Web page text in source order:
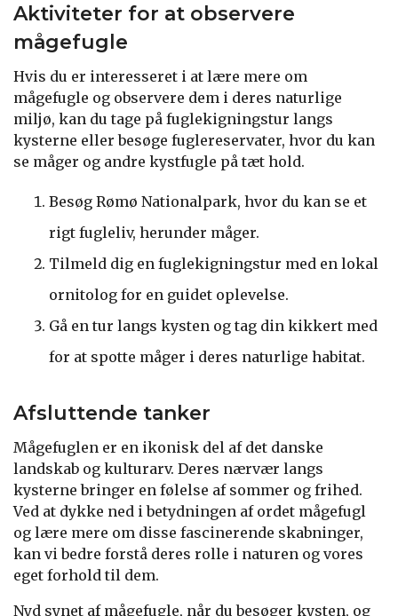
Aktiviteter for at observere
mågefugle
Hvis du er interesseret i at lære mere om
mågefugle og observere dem i deres naturlige
miljø, kan du tage på fuglekigningstur langs
kysterne eller besøge fuglereservater, hvor du kan
se måger og andre kystfugle på tæt hold.
Besøg Rømø Nationalpark, hvor du kan se et
rigt fugleliv, herunder måger.
Tilmeld dig en fuglekigningstur med en lokal
ornitolog for en guidet oplevelse.
Gå en tur langs kysten og tag din kikkert med
for at spotte måger i deres naturlige habitat.
Afsluttende tanker
Mågefuglen er en ikonisk del af det danske
landskab og kulturarv. Deres nærvær langs
kysterne bringer en følelse af sommer og frihed.
Ved at dykke ned i betydningen af ordet mågefugl
og lære mere om disse fascinerende skabninger,
kan vi bedre forstå deres rolle i naturen og vores
eget forhold til dem.
Nyd synet af mågefugle, når du besøger kysten, og